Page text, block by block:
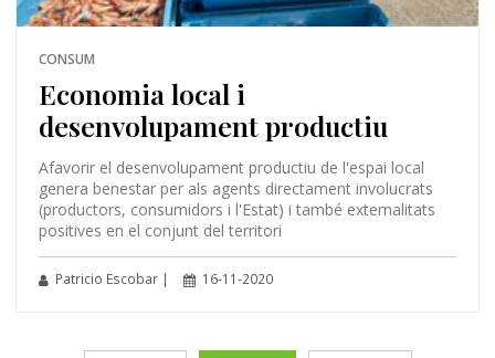
CONSUM
Economia local i
desenvolupament productiu
Afavorir el desenvolupament productiu de l'espai local
genera benestar per als agents directament involucrats
(productors, consumidors i l'Estat) i també externalitats
positives en el conjunt del territori
Patricio Escobar | 16-11-2020